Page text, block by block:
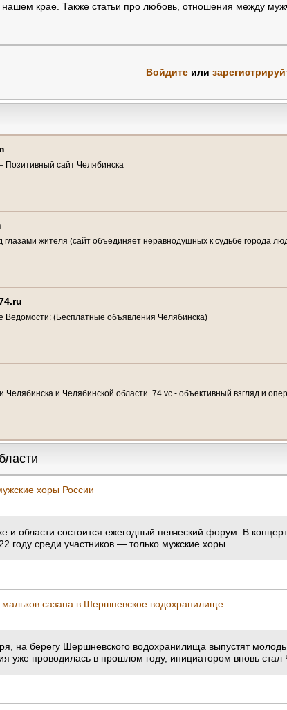
нашем крае. Также статьи про любовь, отношения между
Войдитеили
Позитивный сайт Челябинска
глазами жителя (сайт объединяет неравнодушных к судьбе города
Ведомости: (Бесплатные объявления Челябинска)
Челябинска и Челябинской области. 74.vc - объективный взгляд и
хоры России
и области состоится ежегодный певческий форум. В
году среди участников — только мужские хоры.
мальков сазана в Шершневское водохранилище
на берегу Шершневского водохранилища выпустят
уже проводилась в прошлом году, инициатором вновь стал